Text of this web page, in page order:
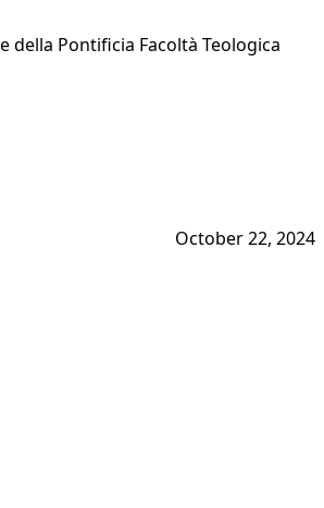
della Pontificia Facoltà Teologica
October 22, 2024